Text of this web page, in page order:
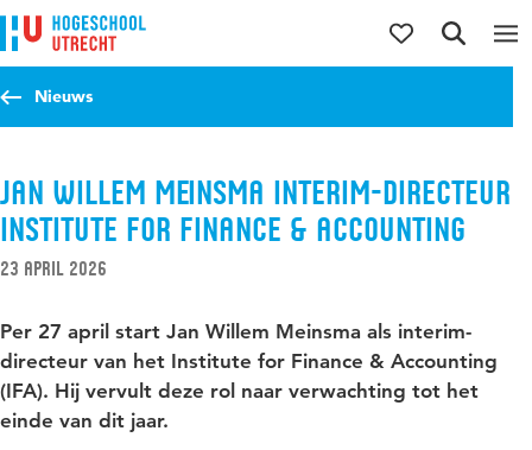
Direct naar de inhoud
Direct naar de hoofdnavigatie
Direct naar de zoekfunctie
Nieuws
Jan Willem Meinsma interim-directeur
Institute for Finance & Accounting
23 april 2026
Per 27 april start Jan Willem Meinsma als interim-
directeur van het Institute for Finance & Accounting
(IFA). Hij vervult deze rol naar verwachting tot het
einde van dit jaar.